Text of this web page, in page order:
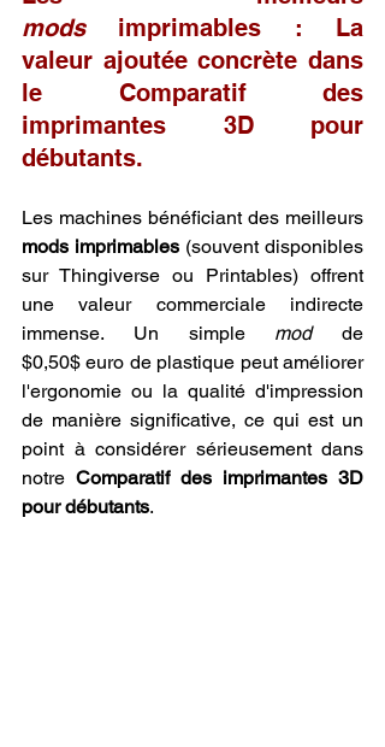
mods imprimables : La
valeur ajoutée concrète dans
le Comparatif des
imprimantes 3D pour
débutants.
mods imprimables (souvent disponibles
sur Thingiverse ou Printables) offrent
une valeur commerciale indirecte
immense. Un simple mod de
$0,50$ euro de plastique peut améliorer
l'ergonomie ou la qualité d'impression
de manière significative, ce qui est un
point à considérer sérieusement dans
notre Comparatif des imprimantes 3D
pour débutants.